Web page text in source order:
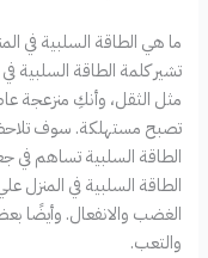
ما هي الطاقة السلبية في
تشير كلمة الطاقة السلبية
مثل الثقل، وأنكِ منزعجة
تصبح مستهلكة. سوف
الطاقة السلبية تساهم في
الطاقة السلبية في المنزل
الغضب والانفعال. وأيضًا
والتعب.